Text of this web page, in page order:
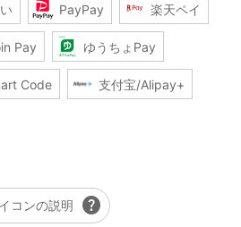
PayPay 楽天ペイ
Pay ゆうちょPay
Code 支付宝/Alipay+
コンの説明 help